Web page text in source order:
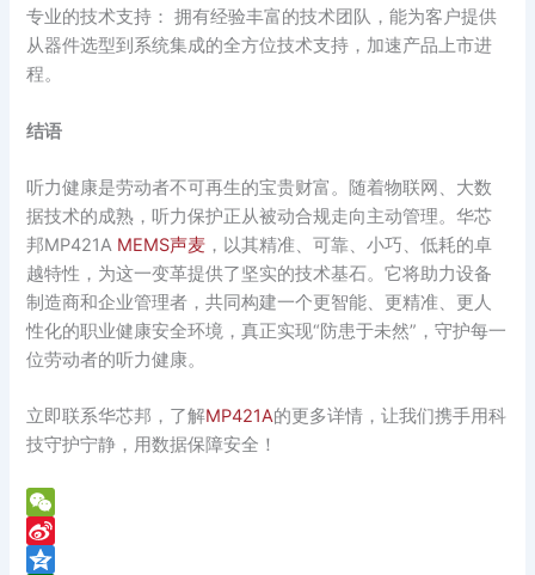
专业的技术支持： 拥有经验丰富的技术团队，能为客户提供
从器件选型到系统集成的全方位技术支持，加速产品上市进
程。
结语
听力健康是劳动者不可再生的宝贵财富。随着物联网、大数
据技术的成熟，听力保护正从被动合规走向主动管理。华芯
邦MP421A MEMS声麦 ，以其精准、可靠、小巧、低耗的卓
越特性，为这一变革提供了坚实的技术基石。它将助力设备
制造商和企业管理者，共同构建一个更智能、更精准、更人
性化的职业健康安全环境，真正实现“防患于未然”，守护每一
位劳动者的听力健康。
立即联系华芯邦，了解MP421A的更多详情，让我们携手用科
技守护宁静，用数据保障安全！
W
e
S